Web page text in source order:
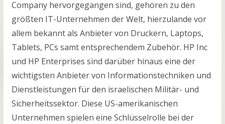
Company hervorgegangen sind, gehören zu den
größten IT-Unternehmen der Welt, hierzulande vor
allem bekannt als Anbieter von Druckern, Laptops,
Tablets, PCs samt entsprechendem Zubehör. HP Inc
und HP Enterprises sind darüber hinaus eine der
wichtigsten Anbieter von Informationstechniken und
Dienstleistungen für den israelischen Militär- und
Sicherheitssektor. Diese US-amerikanischen
Unternehmen spielen eine Schlüsselrolle bei der